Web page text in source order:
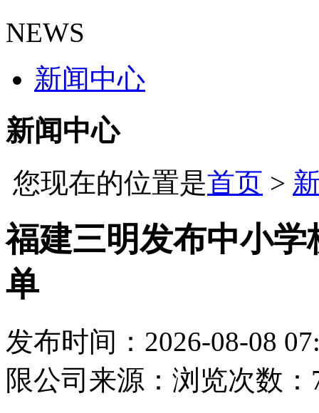
NEWS
新闻中心
新闻中心
您现在的位置是首页 >
福建三明发布中小
单
发布时间：2026-08-08
限公司 来源： 浏览次数：